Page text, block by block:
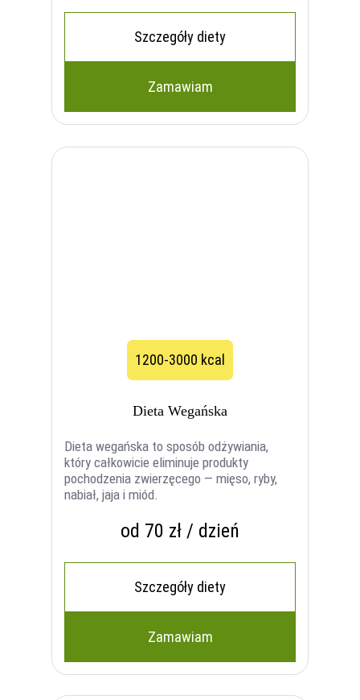
Szczegóły diety
Zamawiam
1200-3000 kcal
Dieta Wegańska
Dieta wegańska to sposób odżywiania,
który całkowicie eliminuje produkty
pochodzenia zwierzęcego — mięso, ryby,
nabiał, jaja i miód.
od 70 zł / dzień
Szczegóły diety
Zamawiam